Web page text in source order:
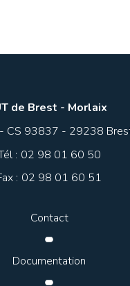
de Brest - Morlaix
CS 93837 - 29238
: 02 98 01 60 50
: 02 98 01 60 51
Contact
Documentation